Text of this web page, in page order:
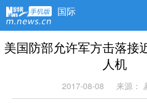
国际
美国防部允许军方击落接
人机
2017-08-08 来源：